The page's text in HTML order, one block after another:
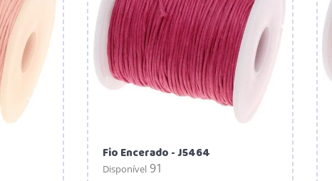
Fio Encerado - J5464
Disponível 91